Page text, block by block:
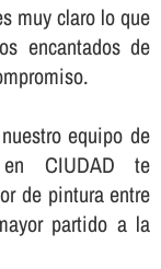
muy claro lo que
encantados de
equipo de
CIUDAD te
de pintura entre
partido a la